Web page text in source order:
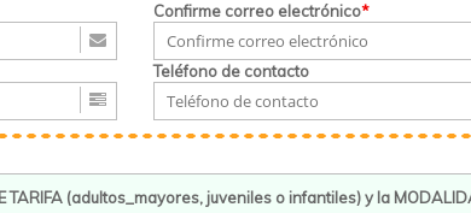
Confirme correo electrónico*
Teléfono de contacto